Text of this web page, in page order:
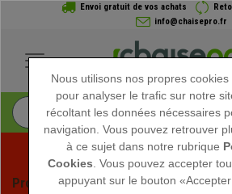
Envoi gratuit de vos achats
info@chaisepro.fr
Profitez des soldes d'été chez
Nous utilisons nos propres
pour analyser le trafic sur notre
récoltant les données nécessaires
navigation. Vous pouvez retrouver
à ce sujet dans notre rubrique
Cookies . Vous pouvez accepter
appuyant sur le bouton